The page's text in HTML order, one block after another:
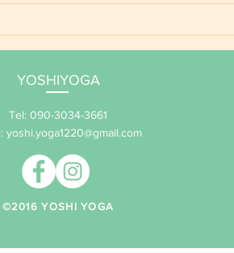
2026
YOSHIYOGA
Tel: 090-3034-3661
yoshi.yoga1220@gmail.com
​©2016 YOSHI YOGA